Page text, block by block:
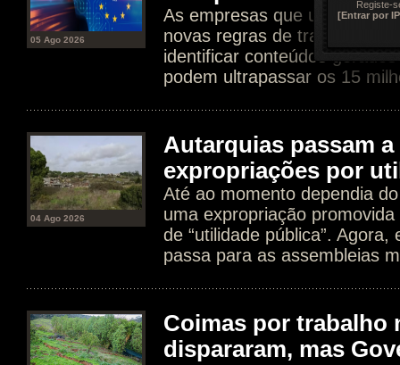
05 Ago 2026
As empresas que usam IA
novas regras de
identificar conteúdos
podem ultrapassar os 15
04 Ago 2026
Autarquias passam
expropriações por
Até ao momento dependia
uma expropriação
de “utilidade pública”. Agora,
passa para as assembleias
Coimas por trabalho
dispararam, mas
Registe-
[Entrar por